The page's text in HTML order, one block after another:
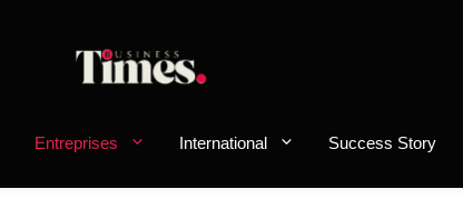
Entreprises International Success Story